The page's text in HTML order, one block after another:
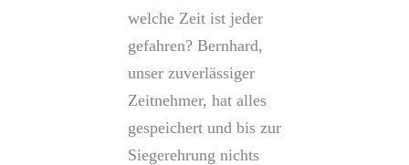
welche Zeit ist jeder
gefahren? Bernhard,
unser zuverlässiger
Zeitnehmer, hat alles
gespeichert und bis zur
Siegerehrung nichts